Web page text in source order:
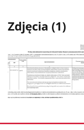
Zdjęcia (1)